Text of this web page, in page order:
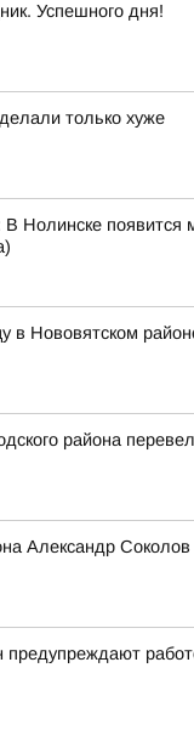
Успешного дня!
только хуже
Нолинске
в Нововятском
района
Александр
предупреждают